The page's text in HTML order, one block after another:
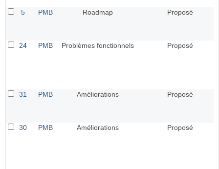
5 PMB Roadmap Proposé
24 PMB Problèmes fonctionnels Proposé
31 PMB Améliorations Proposé
30 PMB Améliorations Proposé